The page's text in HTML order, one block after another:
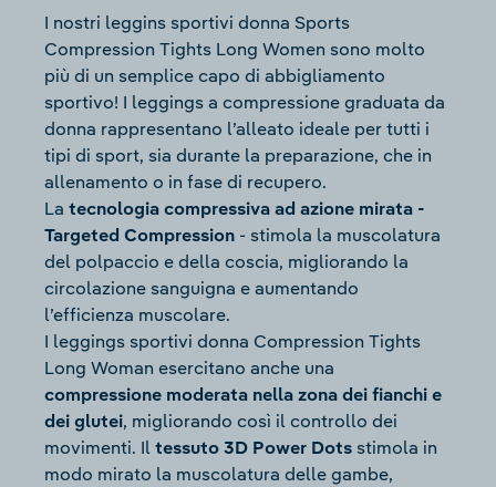
I nostri leggins sportivi donna Sports
Compression Tights Long Women sono molto
più di un semplice capo di abbigliamento
sportivo! I leggings a compressione graduata da
donna rappresentano l’alleato ideale per tutti i
tipi di sport, sia durante la preparazione, che in
allenamento o in fase di recupero.
La tecnologia compressiva ad azione mirata -
Targeted Compression - stimola la muscolatura
del polpaccio e della coscia, migliorando la
circolazione sanguigna e aumentando
l’efficienza muscolare.
I leggings sportivi donna Compression Tights
Long Woman esercitano anche una
compressione moderata nella zona dei fianchi e
dei glutei, migliorando così il controllo dei
movimenti. Iltessuto 3D Power Dots stimola in
modo mirato la muscolatura delle gambe,